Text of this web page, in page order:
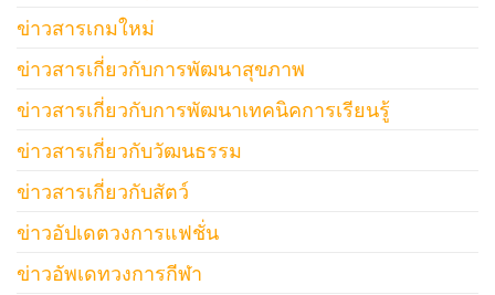
ข่าวสารเกมใหม่
ข่าวสารเกี่ยวกับการพัฒนาสุขภาพ
ข่าวสารเกี่ยวกับการพัฒนาเทคนิคการเรียนรู้
ข่าวสารเกี่ยวกับวัฒนธรรม
ข่าวสารเกี่ยวกับสัตว์
ข่าวอัปเดตวงการแฟชั่น
ข่าวอัพเดทวงการกีฬา